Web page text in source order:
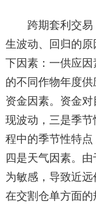
跨期套利交易
生波动、回归的
下因素：一供应
的不同作物年度
资金因素。资金
现波动，三是季
程中的季节性特点
四是天气因素。
为敏感，导致近
在交割仓单方面